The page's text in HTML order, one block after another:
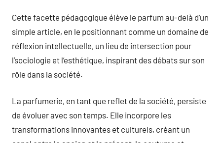
Cette facette pédagogique élève le parfum au-delà d’un
simple article, en le positionnant comme un domaine de
réflexion intellectuelle, un lieu de intersection pour
l’sociologie et l’esthétique, inspirant des débats sur son
rôle dans la société.
La parfumerie, en tant que reflet de la société, persiste
de évoluer avec son temps. Elle incorpore les
transformations innovantes et culturels, créant un